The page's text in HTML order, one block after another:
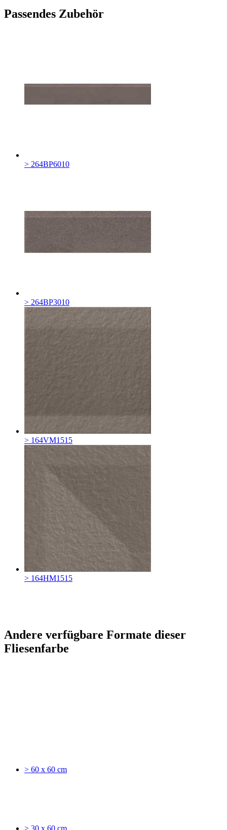
Passendes Zubehör
> 264BP6010
> 264BP3010
> 164VM1515
> 164HM1515
Andere verfügbare Formate dieser
Fliesenfarbe
> 60 x 60 cm